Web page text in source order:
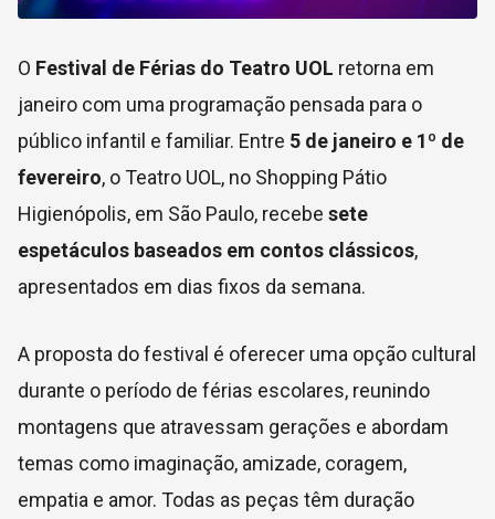
O Festival de Férias do Teatro UOL retorna em
janeiro com uma programação pensada para o
público infantil e familiar. Entre 5 de janeiro e 1º de
fevereiro, o Teatro UOL, no Shopping Pátio
Higienópolis, em São Paulo, recebe sete
espetáculos baseados em contos clássicos,
apresentados em dias fixos da semana.
A proposta do festival é oferecer uma opção cultural
durante o período de férias escolares, reunindo
montagens que atravessam gerações e abordam
temas como imaginação, amizade, coragem,
empatia e amor. Todas as peças têm duração